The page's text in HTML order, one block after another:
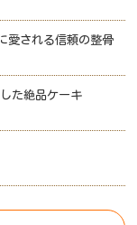
愛される信頼の整骨
た絶品ケーキ